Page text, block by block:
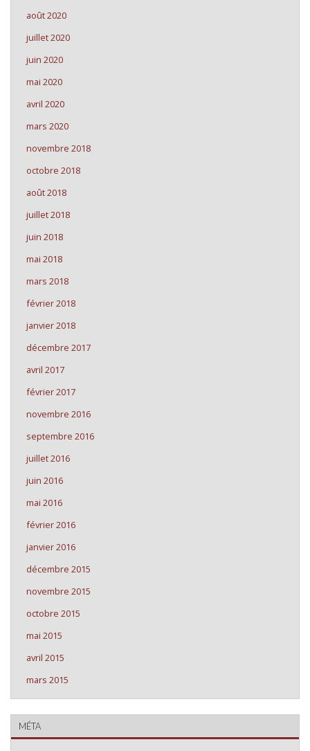
août 2020
juillet 2020
juin 2020
mai 2020
avril 2020
mars 2020
novembre 2018
octobre 2018
août 2018
juillet 2018
juin 2018
mai 2018
mars 2018
février 2018
janvier 2018
décembre 2017
avril 2017
février 2017
novembre 2016
septembre 2016
juillet 2016
juin 2016
mai 2016
février 2016
janvier 2016
décembre 2015
novembre 2015
octobre 2015
mai 2015
avril 2015
mars 2015
MÉTA